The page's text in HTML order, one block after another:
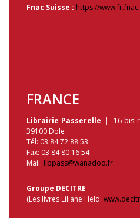
Fnac Suisse : https://
FRANCE
Librairie Passerelle |
16 bis
39100 Dole
Tél: 03 84 72 88 53
Fax: 03 84 80 16 54
Mail: libpass@wanadoo.fr
Groupe DECITRE
(Les livres Liliane Held: